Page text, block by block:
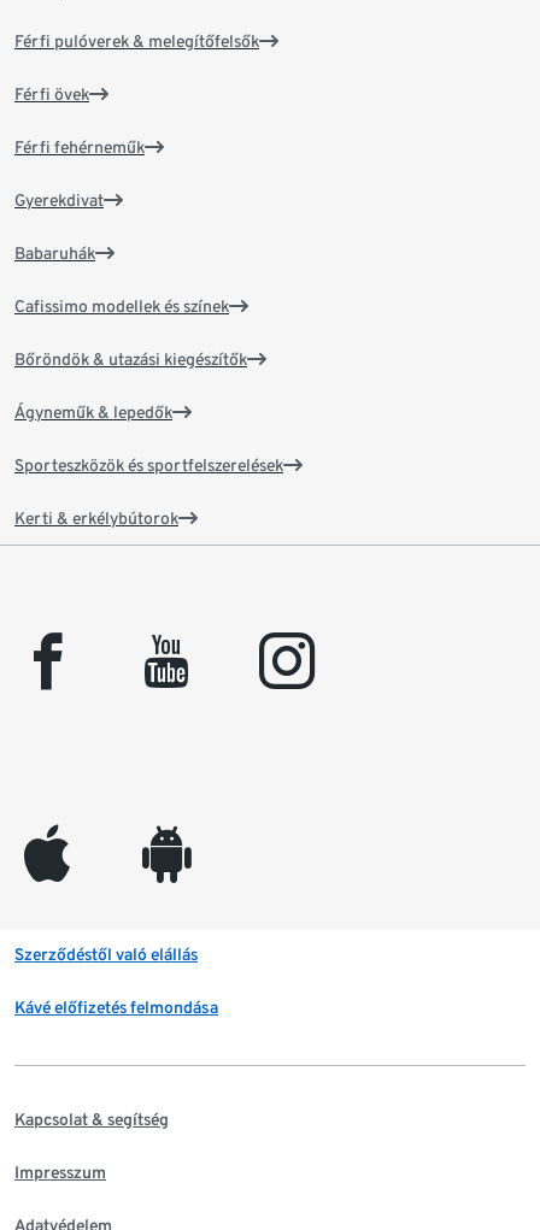
Férfi pulóverek & melegítőfelsők
Férfi övek
Férfi fehérneműk
Gyerekdivat
Babaruhák
Cafissimo modellek és színek
Bőröndök & utazási kiegészítők
Ágyneműk & lepedők
Sporteszközök és sportfelszerelések
Kerti & erkélybútorok
facebook youtube instagram
appleinc android
Szerződéstől való elállás
Kávé előfizetés felmondása
Kapcsolat & segítség
Impresszum
Adatvédelem